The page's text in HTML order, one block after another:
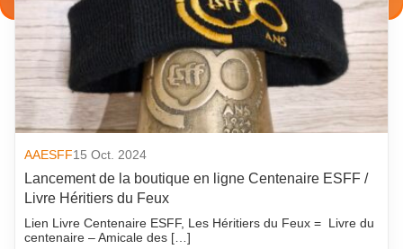
AAESFF15 Oct. 2024
Lancement de la boutique en ligne Centenaire ESFF /
Livre Héritiers du Feux
Lien Livre Centenaire ESFF, Les Héritiers du Feux = Livre du
centenaire – Amicale des […]